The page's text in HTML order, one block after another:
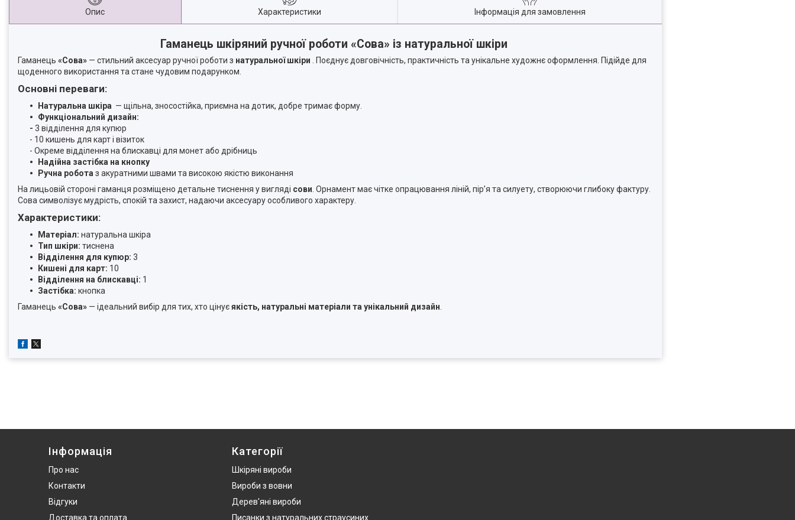
Опис Характеристики Інформація для замовлення
Гаманець шкіряний ручної роботи «Сова» із натуральної шкіри
Гаманець «Сова» — стильний аксесуар ручної роботи з натуральної шкіри
. Поєднує довговічність, практичність та унікальне художнє оформлення. Підійде для
щоденного використання та стане чудовим подарунком.
Основні переваги:
Натуральна шкіра — щільна, зносостійка, приємна на дотик, добре тримає форму.
Функціональний дизайн:
- 3 відділення для купюр
- 10 кишень для карт і візиток
- Окреме відділення на блискавці для монет або дрібниць
Надійна застібка на кнопку
Ручна робота з акуратними швами та високою якістю виконання
На лицьовій стороні гаманця розміщено детальне тиснення у вигляді сови . Орнамент має чітке опрацювання ліній, пір’я та силуету, створюючи глибоку фактуру.
Сова символізує мудрість, спокій та захист, надаючи аксесуару особливого характеру.
Характеристики:
Матеріал: натуральна шкіра
Тип шкіри: тиснена
Відділення для купюр: 3
Кишені для карт: 10
Відділення на блискавці: 1
Застібка: кнопка
Гаманець «Сова» — ідеальний вибір для тих, хто цінуєякість, натуральні матеріали та унікальний дизайн
Інформація
Про нас
Контакти
Відгуки
Доставка та оплата
Категорії
Шкіряні вироби
Вироби з вовни
Дерев'яні вироби
Писанки з натуральних страусиних